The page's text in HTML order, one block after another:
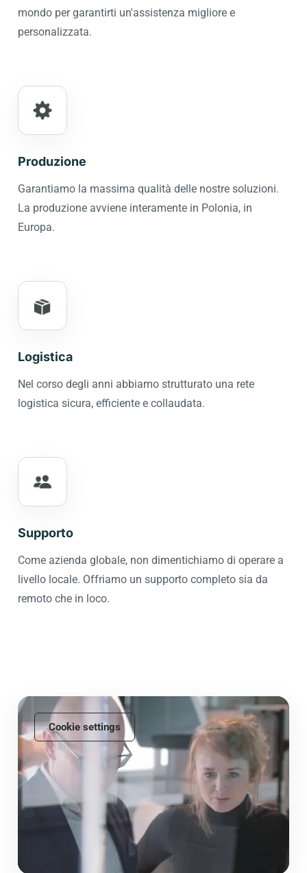
mondo per garantirti un'assistenza migliore e
personalizzata.
Produzione
Garantiamo la massima qualità delle nostre soluzioni.
La produzione avviene interamente in Polonia, in
Europa.
Logistica
Nel corso degli anni abbiamo strutturato una rete
logistica sicura, efficiente e collaudata.
Supporto
Come azienda globale, non dimentichiamo di operare a
livello locale. Offriamo un supporto completo sia da
remoto che in loco.
Cookie settings